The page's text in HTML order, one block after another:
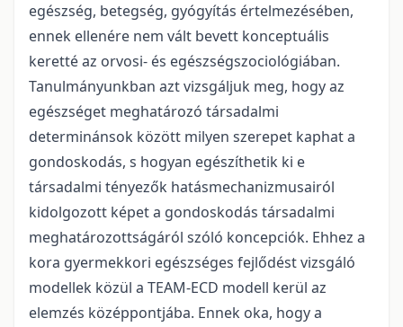
egészség, betegség, gyógyítás értelmezésében,
ennek ellenére nem vált bevett konceptuális
keretté az orvosi- és egészségszociológiában.
Tanulmányunkban azt vizsgáljuk meg, hogy az
egészséget meghatározó társadalmi
determinánsok között milyen szerepet kaphat a
gondoskodás, s hogyan egészíthetik ki e
társadalmi tényezők hatásmechanizmusairól
kidolgozott képet a gondoskodás társadalmi
meghatározottságáról szóló koncepciók. Ehhez a
kora gyermekkori egészséges fejlődést vizsgáló
modellek közül a TEAM-ECD modell kerül az
elemzés középpontjába. Ennek oka, hogy a